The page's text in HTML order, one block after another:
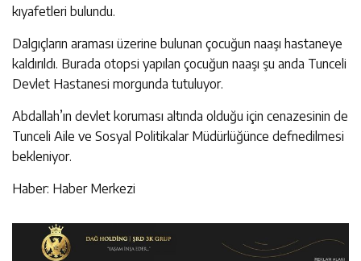
kıyafetleri bulundu.
Dalgıçların araması üzerine bulunan çocuğun naaşı hastaneye
kaldırıldı. Burada otopsi yapılan çocuğun naaşı şu anda Tunceli
Devlet Hastanesi morgunda tutuluyor.
Abdallah’ın devlet koruması altında olduğu için cenazesinin de
Tunceli Aile ve Sosyal Politikalar Müdürlüğünce defnedilmesi
bekleniyor.
Haber: Haber Merkezi